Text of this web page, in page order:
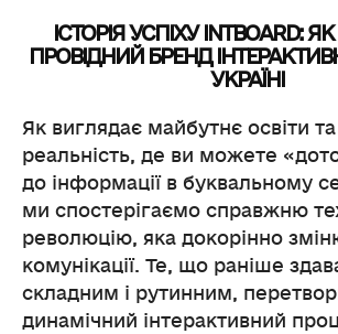
ІСТОРІЯ УСПІХУ INTBOARD:
ПРОВІДНИЙ БРЕНД
УКРАЇНІ
Як виглядає майбутнє освіти
реальність, де ви можете
до інформації в буквальному
ми спостерігаємо справжню
революцію, яка докорінно
комунікації. Те, що раніше
складним і рутинним,
динамічний інтерактивний